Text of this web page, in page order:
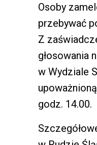
Osoby
przebywać
Z
głosowania
w Wydziale
godz. 14.00.